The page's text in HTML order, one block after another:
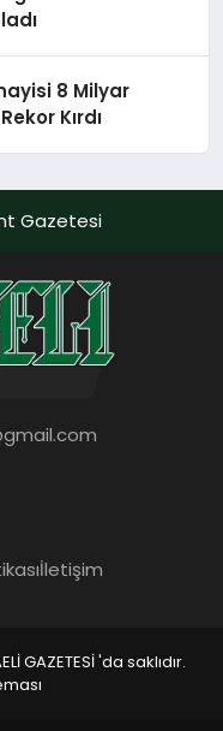
8 Milyar
Kırdı
Gazetesi
İletişim
GAZETESİ 'da saklıdır.